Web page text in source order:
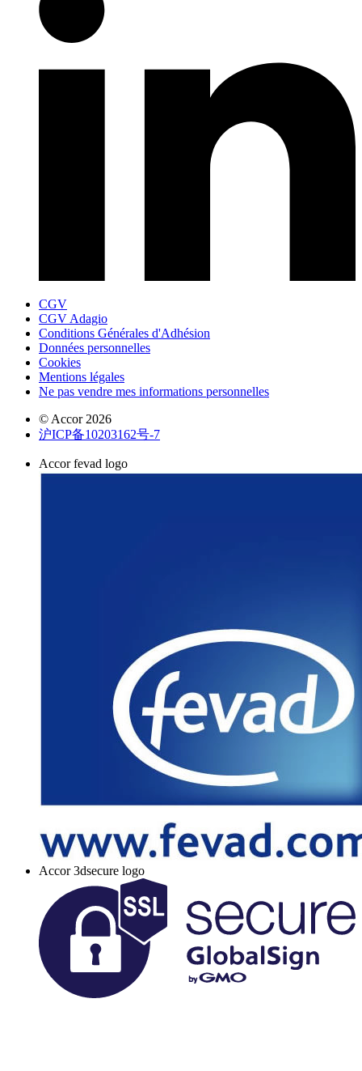
CGV
CGV Adagio
Conditions Générales d'Adhésion
Données personnelles
Cookies
Mentions légales
Ne pas vendre mes informations personnelles
© Accor 2026
沪ICP备10203162号-7
Accor fevad logo
Accor 3dsecure logo